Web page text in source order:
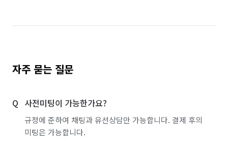
자주 묻는 질문
사전미팅이 가능한가요?
규정에 준하여 채팅과 유선상담만 가능합니다. 결제 후의
미팅은 가능합니다.